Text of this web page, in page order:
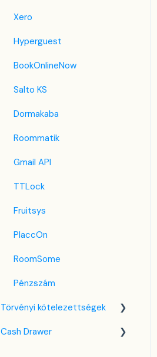
Szálláskérés.hu
Szállás.hu / Szállásgroup.hu
Utazzitthon.hu
iCal
Revato (RoomGuru)
JacTravel
101 Hotels
TabletHotels
Lastminute
Splendia
TravelRepublic
Emerging Travel Group
Xero
Hyperguest
BookOnlineNow
Salto KS
Dormakaba
Roommatik
Gmail API
TTLock
Fruitsys
PlaccOn
RoomSome
Pénzszám
Törvényi kötelezettségek
NTAK tudás bázis
Cash Drawer